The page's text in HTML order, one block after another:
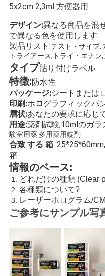
ニ
ュ
ー
ス
場
合
地
図
PRIVACY
POLICY
5x2cm 2,3ml 方便器用
デザイン:異なる商品を混
で異なる色を使用します
製品リスト:テスト・サイプ,
トライアース,トライ・エナ
タイプ貼り付けラベル
特徴:防水性
パッケージ:シートまたは
印刷:ホログラフィックパ
層状:あなたの要求に応じ
用途:薬剤試験,10mlのガ
験室用薬 多用薬用錠剤
合致 する 箱:
箱
情報のベース:
どれだけの種類 (Clear
各種類について?
レーザーホログラム/
ご参考にサンプル写